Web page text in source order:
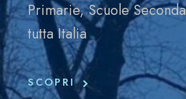
Primarie, Scuole
tutta Italia
SCOPRI